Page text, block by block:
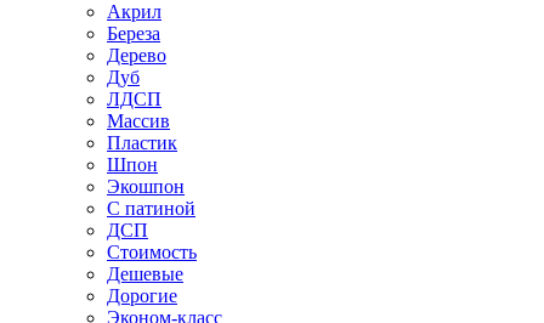
Акрил
Береза
Дерево
Дуб
ЛДСП
Массив
Пластик
Шпон
Экошпон
С патиной
ДСП
Стоимость
Дешевые
Дорогие
Эконом-класс